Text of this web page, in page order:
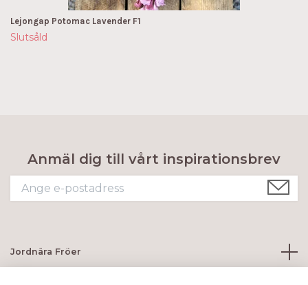
Lejongap Potomac Lavender F1
Slutsåld
Anmäl dig till vårt inspirationsbrev
Jordnära Fröer